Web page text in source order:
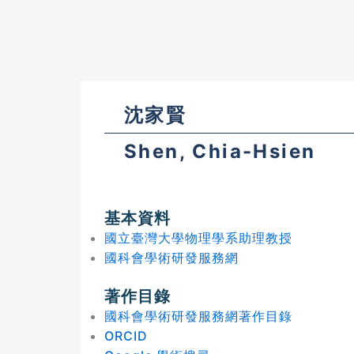
沈家賢
Shen, Chia-Hsien
基本資料
國立臺灣大學物理學系助理教授
國科會學術研發服務網
著作目錄
國科會學術研發服務網著作目錄
ORCID